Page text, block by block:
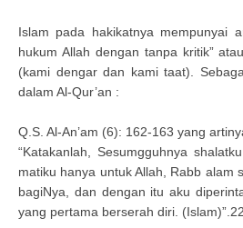
Islam pada hakikatnya mempunyai
hukum Allah dengan tanpa kritik” atau
(kami dengar dan kami taat).
dalam Al-Qur’an :
Q.S. Al-An’am (6): 162-163 yang
“Katakanlah, Sesumgguhnya
matiku hanya untuk Allah, Rabb alam
bagiNya, dan dengan itu aku
yang pertama berserah diri. (Islam)”.22